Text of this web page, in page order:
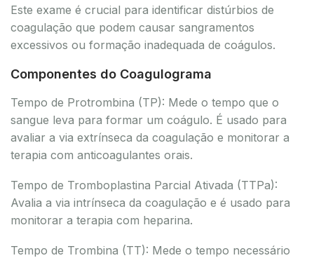
Este exame é crucial para identificar distúrbios de
coagulação que podem causar sangramentos
excessivos ou formação inadequada de coágulos.
Componentes do Coagulograma
Tempo de Protrombina (TP): Mede o tempo que o
sangue leva para formar um coágulo. É usado para
avaliar a via extrínseca da coagulação e monitorar a
terapia com anticoagulantes orais.
Tempo de Tromboplastina Parcial Ativada (TTPa):
Avalia a via intrínseca da coagulação e é usado para
monitorar a terapia com heparina.
Tempo de Trombina (TT): Mede o tempo necessário